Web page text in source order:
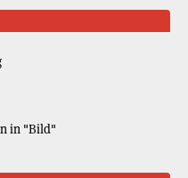
in "Bild"